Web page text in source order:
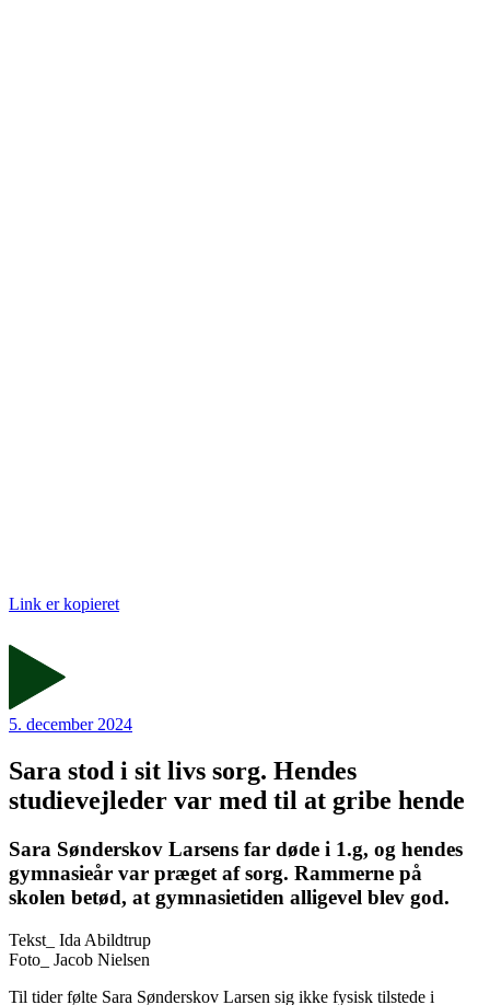
Link er kopieret
5. december 2024
Sara stod i sit livs sorg. Hendes
studievejleder var med til at gribe hende
Sara Sønderskov Larsens far døde i 1.g, og hendes
gymnasieår var præget af sorg. Rammerne på
skolen betød, at gymnasietiden alligevel blev god.
Tekst_ Ida Abildtrup
Foto_ Jacob Nielsen
Til tider følte Sara Sønderskov Larsen sig ikke fysisk tilstede i